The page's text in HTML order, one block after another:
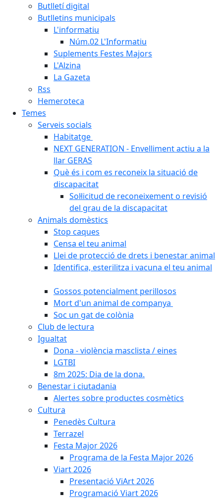
Butlletí digital
Butlletins municipals
L'informatiu
Núm.02 L'Informatiu
Suplements Festes Majors
L'Alzina
La Gazeta
Rss
Hemeroteca
Temes
Serveis socials
Habitatge
NEXT GENERATION - Envelliment actiu a la
llar GERAS
Què és i com es reconeix la situació de
discapacitat
Sol·licitud de reconeixement o revisió
del grau de la discapacitat
Animals domèstics
Stop caques
Censa el teu animal
Llei de protecció de drets i benestar animal
Identifica, esterilitza i vacuna el teu animal
Gossos potencialment perillosos
Mort d'un animal de companya
Soc un gat de colònia
Club de lectura
Igualtat
Dona - violència masclista / eines
LGTBI
8m 2025: Dia de la dona.
Benestar i ciutadania
Alertes sobre productes cosmètics
Cultura
Penedès Cultura
Terrazel
Festa Major 2026
Programa de la Festa Major 2026
Viart 2026
Presentació ViArt 2026
Programació Viart 2026